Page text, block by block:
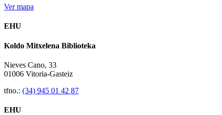
Ver mapa
EHU
Koldo Mitxelena Biblioteka
Nieves Cano, 33
01006 Vitoria-Gasteiz
tfno.: (34) 945 01 42 87
EHU